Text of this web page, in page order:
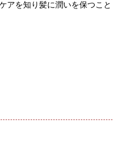
アを知り髪に潤いを保つこと